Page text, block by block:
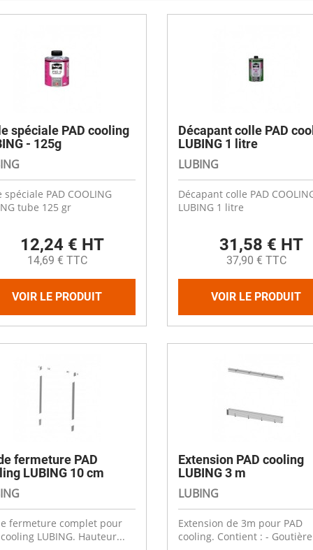
de distribution
diamètre 50
membrane carrée
à soupe
Brumisation
Cooling inox
Panneaux cooling
anti-retour
Raccords et accessoires
spéciale PAD cooling
- 125g
spéciale PAD COOLING
tube 125 gr
12,24 € HT
14,69 € TTC
VOIR LE PRODUIT
Décapant colle PAD
LUBING 1 litre
LUBING
Décapant colle PAD
LUBING 1 litre
31,58 € HT
37,90 € TTC
VOIR LE PRODUIT
fermeture PAD
LUBING 10 cm
fermeture complet pour
LUBING. Hauteur...
Extension PAD cooling
LUBING 3 m
LUBING
Extension de 3m pour PAD
cooling. Contient : -